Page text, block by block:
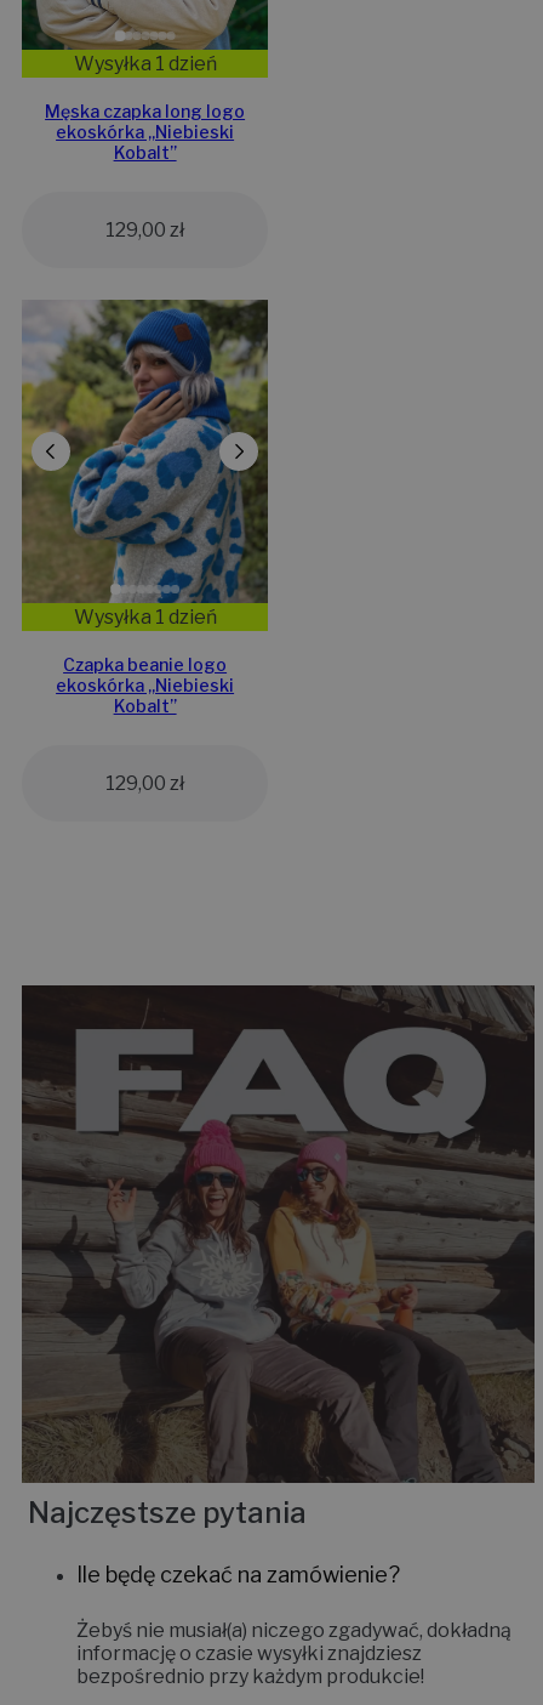
Wysyłka 1 dzień
Męska czapka long logo
ekoskórka „Niebieski
Kobalt”
129,00 zł
Wysyłka 1 dzień
Czapka beanie logo
ekoskórka „Niebieski
Kobalt”
129,00 zł
Najczęstsze pytania
Ile będę czekać na zamówienie?
Żebyś nie musiał(a) niczego zgadywać, dokładną
informację o czasie wysyłki znajdziesz
bezpośrednio przy każdym produkcie!